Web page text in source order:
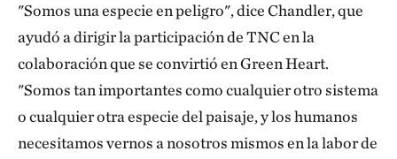
8.000 o 9.000 árboles para cubrir 10 km
2
, y árboles
muy grandes. Había hablado con gente de los
Institutos Nacionales de Salud (NIH). Cuando
dejaron de reírse, dijeron: "Bueno, si consigues el
dinero para los árboles —porque los NIH no se
"Somos una especie en peligro", dice Chandler, que
ayudó a dirigir la participación de TNC en la
colaboración que se convirtió en Green Heart.
"Somos tan importantes como cualquier otro sistema
o cualquier otra especie del paisaje, y los humanos
necesitamos vernos a nosotros mismos en la labor de